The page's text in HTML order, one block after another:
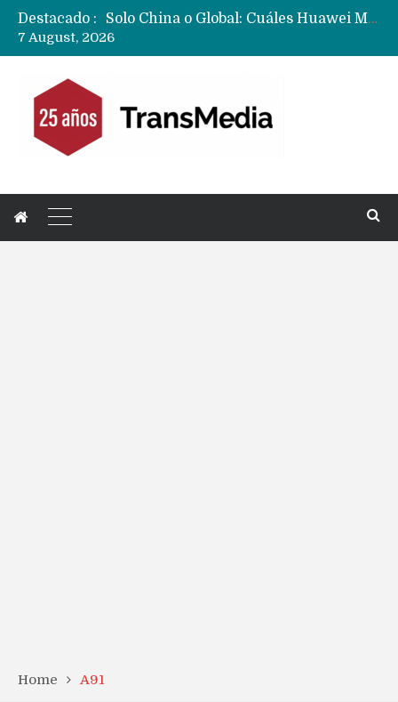
Destacado :
Data Centers de Huawei en Chile, México, Brasil,Perú y Argentina podrían verse afectados por arremetida de EE.UU
7 August, 2026
Home A91